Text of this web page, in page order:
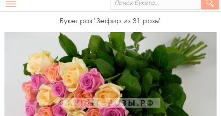
Букет роз "Зефир из 31 розы"